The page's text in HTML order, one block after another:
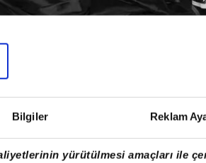
Bilgiler Reklam
yürütülmesi amaçları ile
başlayan Icardi bir yandan da